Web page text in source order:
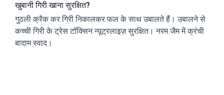
खुबानी गिरी खाना सुरक्षित?
गुठली क्रैक कर गिरी निकालकर फल के साथ उबालते हैं। उबालने से
कच्ची गिरी के ट्रेस टॉक्सिन न्यूट्रलाइज़ सुरक्षित। नरम जैम में क्रंची
बादाम स्वाद।